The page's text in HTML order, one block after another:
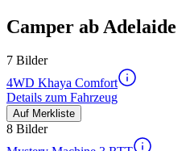
Camper ab Adelaide
7 Bilder
4WD Khaya Comfort
Details zum Fahrzeug
Auf Merkliste
8 Bilder